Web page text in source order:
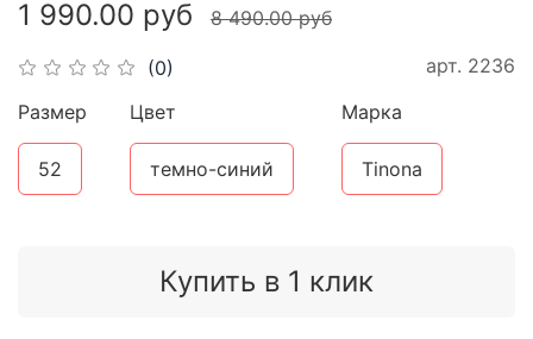
(0) арт. 2236
1 990.00 руб 8 490.00 руб
Купить в 1 клик
Размер
52
Цвет
темно-синий
Марка
Tinona